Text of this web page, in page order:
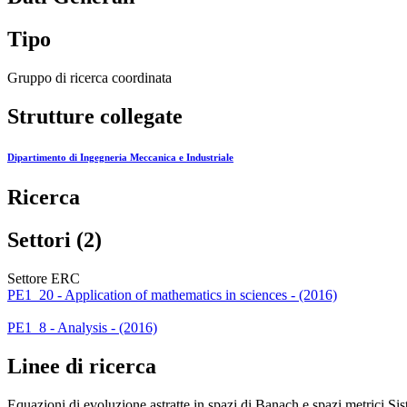
Tipo
Gruppo di ricerca coordinata
Strutture collegate
Dipartimento di Ingegneria Meccanica e Industriale
Ricerca
Settori (2)
Settore ERC
PE1_20 - Application of mathematics in sciences - (2016)
PE1_8 - Analysis - (2016)
Linee di ricerca